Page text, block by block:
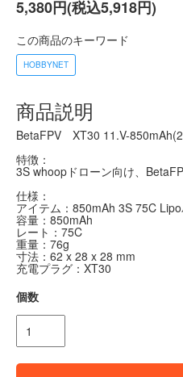
5,380円(税込5,918円)
この商品のキーワード
HOBBYNET
商品説明
BetaFPV XT30 11.V-
特徴：
3S whoopドローン向け、
仕様：
アイテム：850mAh 3S 75C
容量：850mAh
レート：75C
重量：76g
寸法：62 x 28 x 28 mm
充電プラグ：XT30
個数